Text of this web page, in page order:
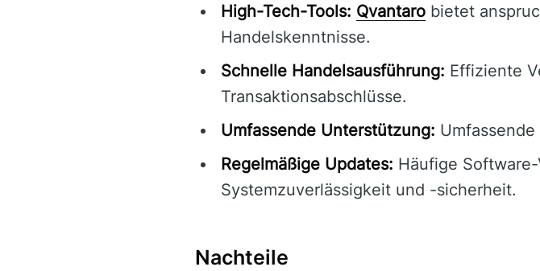
High-Tech-Tools: Qvantaro bietet
Handelskenntnisse.
Schnelle Handelsausführung: Effiziente
Transaktionsabschlüsse.
Umfassende Unterstützung:
Regelmäßige Updates: Häufige
Systemzuverlässigkeit und -sicherheit.
Nachteile